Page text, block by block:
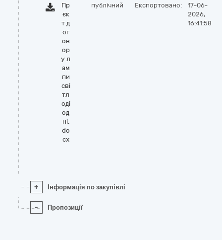
Пр
єк
т д
ог
ов
ор
у л
ам
пи
сві
тл
оді
од
ні.
do
cx
публічний Експортовано:
17-06-
2026,
16:41:58
+ Інформація по закупівлі
- Пропозиції